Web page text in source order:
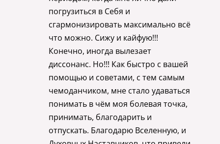
погрузиться в Себя и
сгармонизировать максимально всё
что можно. Сижу и кайфую!!!
Конечно, иногда вылезает
диссонанс. Но!!! Как быстро с вашей
помощью и советами, с тем самым
чемоданчиком, мне стало удаваться
понимать в чём моя болевая точка,
принимать, благодарить и
отпускать. Благодарю Вселенную, и